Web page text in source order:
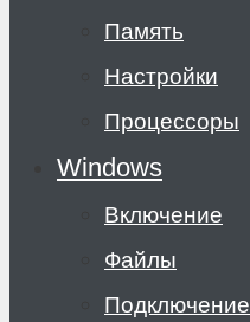
Память
Настройки
Процессоры
Windows
Включение
Файлы
Подключение